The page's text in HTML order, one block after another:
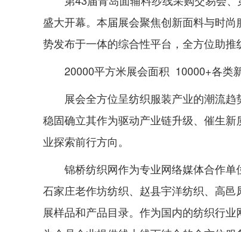
盛大开幕。本届展会聚焦创新面料与时
势发布于一体的综合性平台，全方位助推
20000平方米展会面积 10000+各类
展会全方位呈纺织服装产业的潮流
稳固确立其作为驱动产业链升级、催生
业探索前行方向。
锦桥纺织网作为专业网络媒体合作单
石家庄老作坊纺织、赵县宇洋纺织、高
展样品和产品目录。作为国内的纺织行